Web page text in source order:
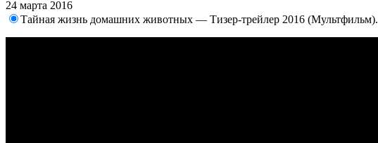
24 марта 2016
Тайная жизнь домашних животных — Тизер-трейлер 2016 (Мультфильм).